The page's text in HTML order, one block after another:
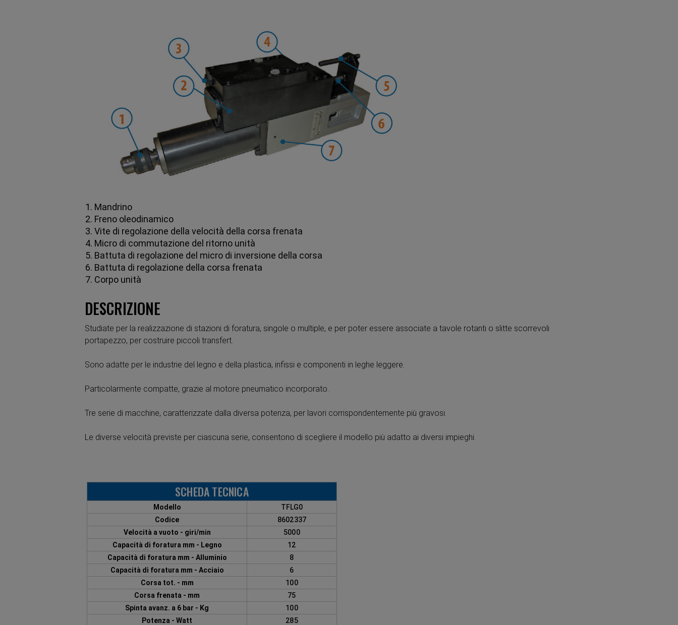
1. Mandrino
2. Freno oleodinamico
3. Vite di regolazione della velocità della corsa frenata
4. Micro di commutazione del ritorno unità
5. Battuta di regolazione del micro di inversione della corsa
6. Battuta di regolazione della corsa frenata
7. Corpo unità
DESCRIZIONE
Studiate per la realizzazione di stazioni di foratura, singole o multiple, e per poter essere associate a tavole rotanti o slitte scorrevoli
portapezzo, per costruire piccoli transfert.
Sono adatte per le industrie del legno e della plastica, infissi e componenti in leghe leggere.
Particolarmente compatte, grazie al motore pneumatico incorporato.
Tre serie di macchine, caratterizzate dalla diversa potenza, per lavori corrispondentemente più gravosi.
Le diverse velocità previste per ciascuna serie, consentono di scegliere il modello più adatto ai diversi impieghi.
SCHEDA TECNICA
Modello
TFLG0
Codice
8602337
Velocità a vuoto - giri/min
5000
Capacità di foratura mm - Legno
12
Capacità di foratura mm - Alluminio
8
Capacità di foratura mm - Acciaio
6
Corsa tot. - mm
100
Corsa frenata - mm
75
Spinta avanz. a 6 bar - Kg
100
Potenza - Watt
285